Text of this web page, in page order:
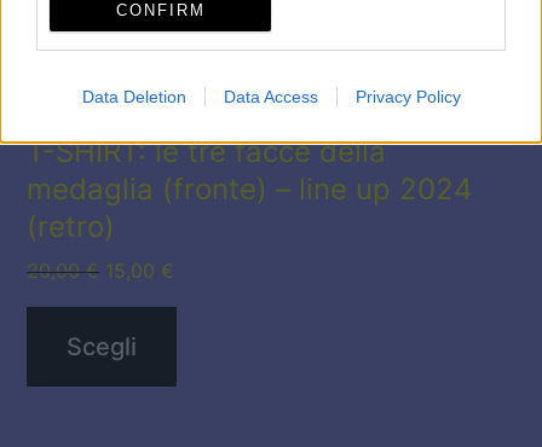
CONFIRM
Data Deletion Data Access Privacy Policy
T-SHIRT: le tre facce della
medaglia (fronte) – line up 2024
(retro)
20,00€ Il
prezzo
originale
era:
15,00 €
prezzo
Scegli
scelte
pagina
del
prodotto